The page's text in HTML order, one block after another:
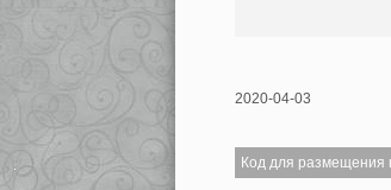
2020-04-03
Код для размещения